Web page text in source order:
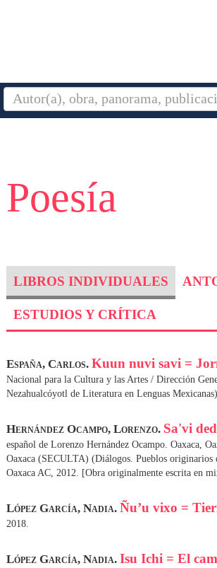
LIBROS INDIVIDUALES
ESTUDIOS Y CRÍTICA
España, Carlos. Kuun nuvi savi =
Nacional para la Cultura y las Artes / Dirección
Nezahualcóyotl de Literatura en Lenguas
Hernández Ocampo, Lorenzo. Sa'vi
español de Lorenzo Hernández Ocampo. Oaxaca,
Oaxaca (SECULTA) (Diálogos. Pueblos
Oaxaca AC, 2012. [Obra originalmente escrita en
López García, Nadia. Ñu’u vixo =
2018.
López García, Nadia. Isu Ichi = El